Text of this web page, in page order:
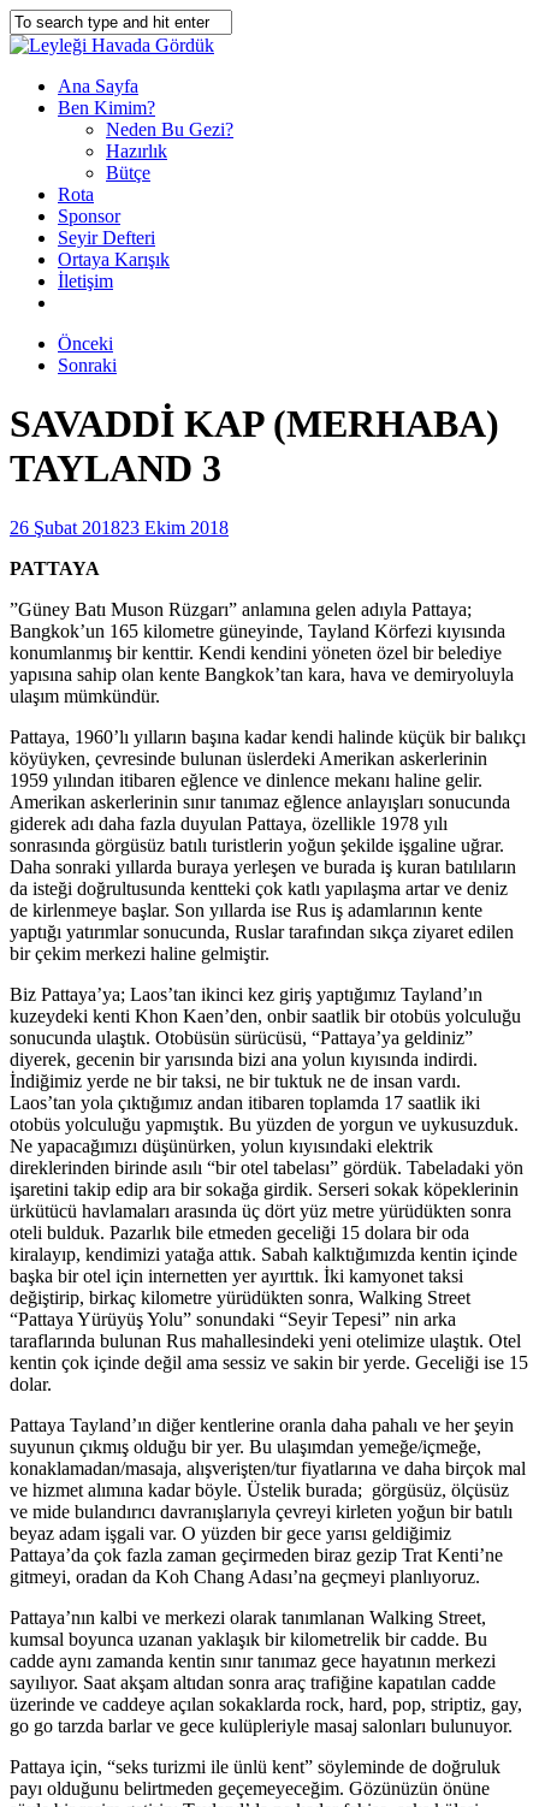
Ana Sayfa
Ben Kimim?
Neden Bu Gezi?
Hazırlık
Bütçe
Rota
Sponsor
Seyir Defteri
Ortaya Karışık
İletişim
Önceki
Sonraki
SAVADDİ KAP (MERHABA)
TAYLAND 3
26 Şubat 201823 Ekim 2018
PATTAYA
”Güney Batı Muson Rüzgarı” anlamına gelen adıyla Pattaya;
Bangkok’un 165 kilometre güneyinde, Tayland Körfezi kıyısında
konumlanmış bir kenttir. Kendi kendini yöneten özel bir belediye
yapısına sahip olan kente Bangkok’tan kara, hava ve demiryoluyla
ulaşım mümkündür.
Pattaya, 1960’lı yılların başına kadar kendi halinde küçük bir balıkçı
köyüyken, çevresinde bulunan üslerdeki Amerikan askerlerinin
1959 yılından itibaren eğlence ve dinlence mekanı haline gelir.
Amerikan askerlerinin sınır tanımaz eğlence anlayışları sonucunda
giderek adı daha fazla duyulan Pattaya, özellikle 1978 yılı
sonrasında görgüsüz batılı turistlerin yoğun şekilde işgaline uğrar.
Daha sonraki yıllarda buraya yerleşen ve burada iş kuran batılıların
da isteği doğrultusunda kentteki çok katlı yapılaşma artar ve deniz
de kirlenmeye başlar. Son yıllarda ise Rus iş adamlarının kente
yaptığı yatırımlar sonucunda, Ruslar tarafından sıkça ziyaret edilen
bir çekim merkezi haline gelmiştir.
Biz Pattaya’ya; Laos’tan ikinci kez giriş yaptığımız Tayland’ın
kuzeydeki kenti Khon Kaen’den, onbir saatlik bir otobüs yolculuğu
sonucunda ulaştık. Otobüsün sürücüsü, “Pattaya’ya geldiniz”
diyerek, gecenin bir yarısında bizi ana yolun kıyısında indirdi.
İndiğimiz yerde ne bir taksi, ne bir tuktuk ne de insan vardı.
Laos’tan yola çıktığımız andan itibaren toplamda 17 saatlik iki
otobüs yolculuğu yapmıştık. Bu yüzden de yorgun ve uykusuzduk.
Ne yapacağımızı düşünürken, yolun kıyısındaki elektrik
direklerinden birinde asılı “bir otel tabelası” gördük. Tabeladaki yön
işaretini takip edip ara bir sokağa girdik. Serseri sokak köpeklerinin
ürkütücü havlamaları arasında üç dört yüz metre yürüdükten sonra
oteli bulduk. Pazarlık bile etmeden geceliği 15 dolara bir oda
kiralayıp, kendimizi yatağa attık. Sabah kalktığımızda kentin içinde
başka bir otel için internetten yer ayırttık. İki kamyonet taksi
değiştirip, birkaç kilometre yürüdükten sonra, Walking Street
“Pattaya Yürüyüş Yolu” sonundaki “Seyir Tepesi” nin arka
taraflarında bulunan Rus mahallesindeki yeni otelimize ulaştık. Otel
kentin çok içinde değil ama sessiz ve sakin bir yerde. Geceliği ise 15
dolar.
Pattaya Tayland’ın diğer kentlerine oranla daha pahalı ve her şeyin
suyunun çıkmış olduğu bir yer. Bu ulaşımdan yemeğe/içmeğe,
konaklamadan/masaja, alışverişten/tur fiyatlarına ve daha birçok mal
ve hizmet alımına kadar böyle. Üstelik burada; görgüsüz, ölçüsüz
ve mide bulandırıcı davranışlarıyla çevreyi kirleten yoğun bir batılı
beyaz adam işgali var. O yüzden bir gece yarısı geldiğimiz
Pattaya’da çok fazla zaman geçirmeden biraz gezip Trat Kenti’ne
gitmeyi, oradan da Koh Chang Adası’na geçmeyi planlıyoruz.
Pattaya’nın kalbi ve merkezi olarak tanımlanan Walking Street,
kumsal boyunca uzanan yaklaşık bir kilometrelik bir cadde. Bu
cadde aynı zamanda kentin sınır tanımaz gece hayatının merkezi
sayılıyor. Saat akşam altıdan sonra araç trafiğine kapatılan cadde
üzerinde ve caddeye açılan sokaklarda rock, hard, pop, striptiz, gay,
go go tarzda barlar ve gece kulüpleriyle masaj salonları bulunuyor.
Pattaya için, “seks turizmi ile ünlü kent” söyleminde de doğruluk
payı olduğunu belirtmeden geçemeyeceğim. Gözünüzün önüne